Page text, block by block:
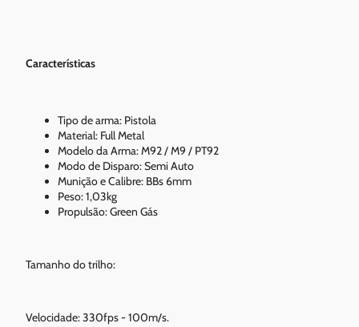
Características
Tipo de arma: Pistola
Material: Full Metal
Modelo da Arma: M92 / M9 / PT92
Modo de Disparo: Semi Auto
Munição e Calibre: BBs 6mm
Peso: 1,03kg
Propulsão: Green Gás
Tamanho do trilho:
Velocidade: 330fps - 100m/s.